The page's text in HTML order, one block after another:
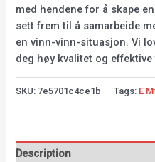
med hendene for å skape
sett frem til å samarbeide
en vinn-vinn-situasjon. Vi
deg høy kvalitet og effektive
SKU: 7e5701c4ce1b Tags: E
Description